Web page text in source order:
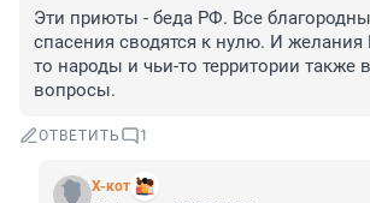
Эти приюты - беда РФ. Все
спасения сводятся к нулю. И желания
то народы и чьи-то территории
вопросы.
ОТВЕТИТЬ 1
X-кот